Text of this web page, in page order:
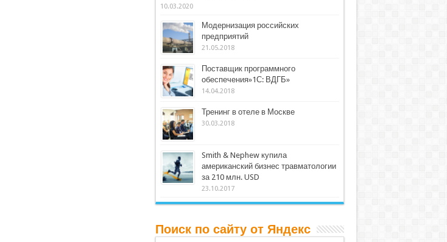
10.03.2020
Модернизация российских
предприятий
21.05.2018
Поставщик программного
обеспечения»1С: ВДГБ»
14.04.2018
Тренинг в отеле в Москве
30.03.2018
Smith & Nephew купила
американский бизнес травматологии
за 210 млн. USD
23.10.2017
Поиск по сайту от Яндекс